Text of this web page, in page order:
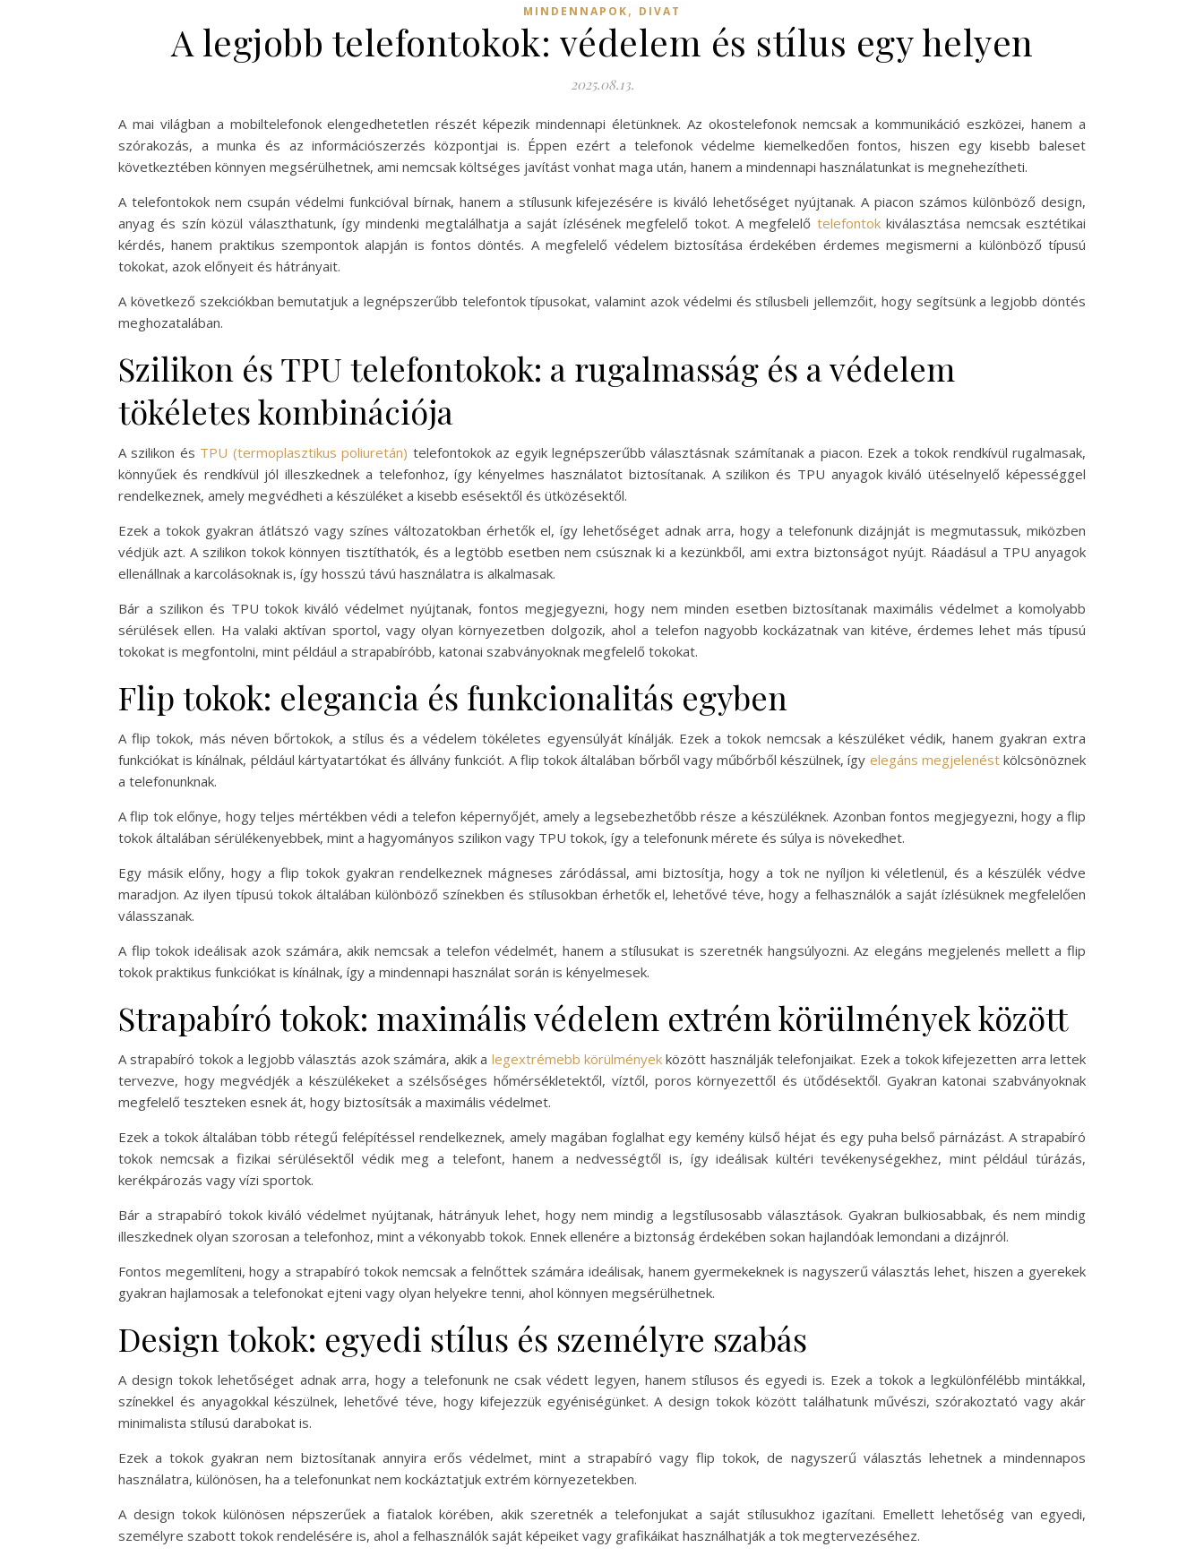
MINDENNAPOK, DIVAT
A legjobb telefontokok: védelem és stílus egy helyen
2025.08.13.
A mai világban a mobiltelefonok elengedhetetlen részét képezik mindennapi életünknek. Az okostelefonok nemcsak a kommunikáció eszközei, hanem a
szórakozás, a munka és az információszerzés központjai is. Éppen ezért a telefonok védelme kiemelkedően fontos, hiszen egy kisebb baleset
következtében könnyen megsérülhetnek, ami nemcsak költséges javítást vonhat maga után, hanem a mindennapi használatunkat is megnehezítheti.
A telefontokok nem csupán védelmi funkcióval bírnak, hanem a stílusunk kifejezésére is kiváló lehetőséget nyújtanak. A piacon számos különböző design,
anyag és szín közül választhatunk, így mindenki megtalálhatja a saját ízlésének megfelelő tokot. A megfelelő telefontokkiválasztása nemcsak esztétikai
kérdés, hanem praktikus szempontok alapján is fontos döntés. A megfelelő védelem biztosítása érdekében érdemes megismerni a különböző típusú
tokokat, azok előnyeit és hátrányait.
A következő szekciókban bemutatjuk a legnépszerűbb telefontok típusokat, valamint azok védelmi és stílusbeli jellemzőit, hogy segítsünk a legjobb döntés
meghozatalában.
Szilikon és TPU telefontokok: a rugalmasság és a védelem
tökéletes kombinációja
A szilikon és TPU (termoplasztikus poliuretán) telefontokok az egyik legnépszerűbb választásnak számítanak a piacon. Ezek a tokok rendkívül rugalmasak,
könnyűek és rendkívül jól illeszkednek a telefonhoz, így kényelmes használatot biztosítanak. A szilikon és TPU anyagok kiváló ütéselnyelő képességgel
rendelkeznek, amely megvédheti a készüléket a kisebb esésektől és ütközésektől.
Ezek a tokok gyakran átlátszó vagy színes változatokban érhetők el, így lehetőséget adnak arra, hogy a telefonunk dizájnját is megmutassuk, miközben
védjük azt. A szilikon tokok könnyen tisztíthatók, és a legtöbb esetben nem csúsznak ki a kezünkből, ami extra biztonságot nyújt. Ráadásul a TPU anyagok
ellenállnak a karcolásoknak is, így hosszú távú használatra is alkalmasak.
Bár a szilikon és TPU tokok kiváló védelmet nyújtanak, fontos megjegyezni, hogy nem minden esetben biztosítanak maximális védelmet a komolyabb
sérülések ellen. Ha valaki aktívan sportol, vagy olyan környezetben dolgozik, ahol a telefon nagyobb kockázatnak van kitéve, érdemes lehet más típusú
tokokat is megfontolni, mint például a strapabíróbb, katonai szabványoknak megfelelő tokokat.
Flip tokok: elegancia és funkcionalitás egyben
A flip tokok, más néven bőrtokok, a stílus és a védelem tökéletes egyensúlyát kínálják. Ezek a tokok nemcsak a készüléket védik, hanem gyakran extra
funkciókat is kínálnak, például kártyatartókat és állvány funkciót. A flip tokok általában bőrből vagy műbőrből készülnek, így elegáns megjelenéstkölcsönöznek
a telefonunknak.
A flip tok előnye, hogy teljes mértékben védi a telefon képernyőjét, amely a legsebezhetőbb része a készüléknek. Azonban fontos megjegyezni, hogy a flip
tokok általában sérülékenyebbek, mint a hagyományos szilikon vagy TPU tokok, így a telefonunk mérete és súlya is növekedhet.
Egy másik előny, hogy a flip tokok gyakran rendelkeznek mágneses záródással, ami biztosítja, hogy a tok ne nyíljon ki véletlenül, és a készülék védve
maradjon. Az ilyen típusú tokok általában különböző színekben és stílusokban érhetők el, lehetővé téve, hogy a felhasználók a saját ízlésüknek megfelelően
válasszanak.
A flip tokok ideálisak azok számára, akik nemcsak a telefon védelmét, hanem a stílusukat is szeretnék hangsúlyozni. Az elegáns megjelenés mellett a flip
tokok praktikus funkciókat is kínálnak, így a mindennapi használat során is kényelmesek.
Strapabíró tokok: maximális védelem extrém körülmények között
A strapabíró tokok a legjobb választás azok számára, akik a legextrémebb körülményekközött használják telefonjaikat. Ezek a tokok kifejezetten arra lettek
tervezve, hogy megvédjék a készülékeket a szélsőséges hőmérsékletektől, víztől, poros környezettől és ütődésektől. Gyakran katonai szabványoknak
megfelelő teszteken esnek át, hogy biztosítsák a maximális védelmet.
Ezek a tokok általában több rétegű felépítéssel rendelkeznek, amely magában foglalhat egy kemény külső héjat és egy puha belső párnázást. A strapabíró
tokok nemcsak a fizikai sérülésektől védik meg a telefont, hanem a nedvességtől is, így ideálisak kültéri tevékenységekhez, mint például túrázás,
kerékpározás vagy vízi sportok.
Bár a strapabíró tokok kiváló védelmet nyújtanak, hátrányuk lehet, hogy nem mindig a legstílusosabb választások. Gyakran bulkiosabbak, és nem mindig
illeszkednek olyan szorosan a telefonhoz, mint a vékonyabb tokok. Ennek ellenére a biztonság érdekében sokan hajlandóak lemondani a dizájnról.
Fontos megemlíteni, hogy a strapabíró tokok nemcsak a felnőttek számára ideálisak, hanem gyermekeknek is nagyszerű választás lehet, hiszen a gyerekek
gyakran hajlamosak a telefonokat ejteni vagy olyan helyekre tenni, ahol könnyen megsérülhetnek.
Design tokok: egyedi stílus és személyre szabás
A design tokok lehetőséget adnak arra, hogy a telefonunk ne csak védett legyen, hanem stílusos és egyedi is. Ezek a tokok a legkülönfélébb mintákkal,
színekkel és anyagokkal készülnek, lehetővé téve, hogy kifejezzük egyéniségünket. A design tokok között találhatunk művészi, szórakoztató vagy akár
minimalista stílusú darabokat is.
Ezek a tokok gyakran nem biztosítanak annyira erős védelmet, mint a strapabíró vagy flip tokok, de nagyszerű választás lehetnek a mindennapos
használatra, különösen, ha a telefonunkat nem kockáztatjuk extrém környezetekben.
A design tokok különösen népszerűek a fiatalok körében, akik szeretnék a telefonjukat a saját stílusukhoz igazítani. Emellett lehetőség van egyedi,
személyre szabott tokok rendelésére is, ahol a felhasználók saját képeiket vagy grafikáikat használhatják a tok megtervezéséhez.